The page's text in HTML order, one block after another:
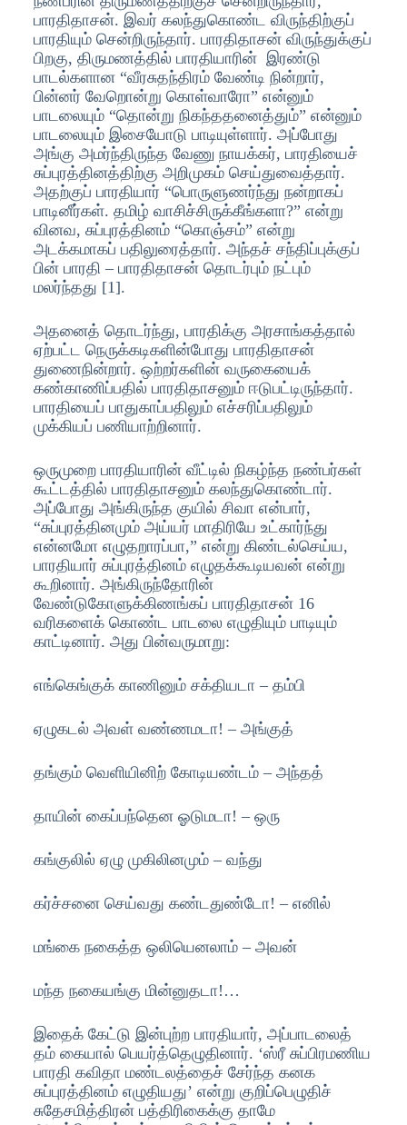
பாரதிதாசன். இவர் கலந்துகொண்ட விருந்திற்குப்
பாரதியும் சென்றிருந்தார். பாரதிதாசன் விருந்துக்குப்
பிறகு, திருமணத்தில் பாரதியாரின் இரண்டு
பாடல்களான “வீரசுதந்திரம் வேண்டி நின்றார்,
பின்னர் வேறொன்று கொள்வாரோ” என்னும்
பாடலையும் “தொன்று நிகந்ததனைத்தும்” என்னும்
பாடலையும் இசையோடு பாடியுள்ளார். அப்போது
அங்கு அமர்ந்திருந்த வேணு நாயக்கர், பாரதியைச்
சுப்புரத்தினத்திற்கு அறிமுகம் செய்துவைத்தார்.
அதற்குப் பாரதியார் “பொருளுணர்ந்து நன்றாகப்
பாடினீர்கள். தமிழ் வாசிச்சிருக்கீங்களா?” என்று
வினவ, சுப்புரத்தினம் “கொஞ்சம்” என்று
அடக்கமாகப் பதிலுரைத்தார். அந்தச் சந்திப்புக்குப்
பின் பாரதி – பாரதிதாசன் தொடர்பும் நட்பும்
மலர்ந்தது [1].
அதனைத் தொடர்ந்து, பாரதிக்கு அரசாங்கத்தால்
ஏற்பட்ட நெருக்கடிகளின்போது பாரதிதாசன்
துணைநின்றார். ஒற்றர்களின் வருகையைக்
கண்காணிப்பதில் பாரதிதாசனும் ஈடுபட்டிருந்தார்.
பாரதியைப் பாதுகாப்பதிலும் எச்சரிப்பதிலும்
முக்கியப் பணியாற்றினார்.
ஒருமுறை பாரதியாரின் வீட்டில் நிகழ்ந்த நண்பர்கள்
கூட்டத்தில் பாரதிதாசனும் கலந்துகொண்டார்.
அப்போது அங்கிருந்த குயில் சிவா என்பார்,
“சுப்புரத்தினமும் அய்யர் மாதிரியே உட்கார்ந்து
என்னமோ எழுதறாரப்பா,” என்று கிண்டல்செய்ய,
பாரதியார் சுப்புரத்தினம் எழுதக்கூடியவன் என்று
கூறினார். அங்கிருந்தோரின்
வேண்டுகோளுக்கிணங்கப் பாரதிதாசன் 16
வரிகளைக் கொண்ட பாடலை எழுதியும் பாடியும்
காட்டினார். அது பின்வருமாறு:
எங்கெங்குக் காணினும் சக்தியடா – தம்பி
ஏழுகடல் அவள் வண்ணமடா! – அங்குத்
தங்கும் வெளியினிற் கோடியண்டம் – அந்தத்
தாயின் கைப்பந்தென ஓடுமடா! – ஒரு
கங்குலில் ஏழு முகிலினமும் – வந்து
கர்ச்சனை செய்வது கண்டதுண்டோ! – எனில்
மங்கை நகைத்த ஒலியெனலாம் – அவன்
மந்த நகையங்கு மின்னுதடா!…
இதைக் கேட்டு இன்புற்ற பாரதியார், அப்பாடலைத்
தம் கையால் பெயர்த்தெழுதினார். ‘ஸ்ரீ சுப்பிரமணிய
பாரதி கவிதா மண்டலத்தைச் சேர்ந்த கனக
சுப்புரத்தினம் எழுதியது’ என்று குறிப்பெழுதிச்
சுதேசமித்திரன் பத்திரிகைக்கு தாமே